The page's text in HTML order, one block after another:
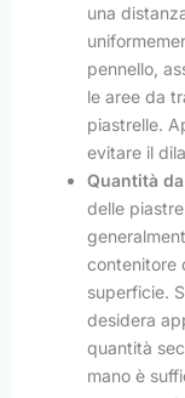
una
pennello,
le aree da
piastrelle.
evitare il
Quantità
delle
contenitore
superficie.
desidera
quantità
mano è